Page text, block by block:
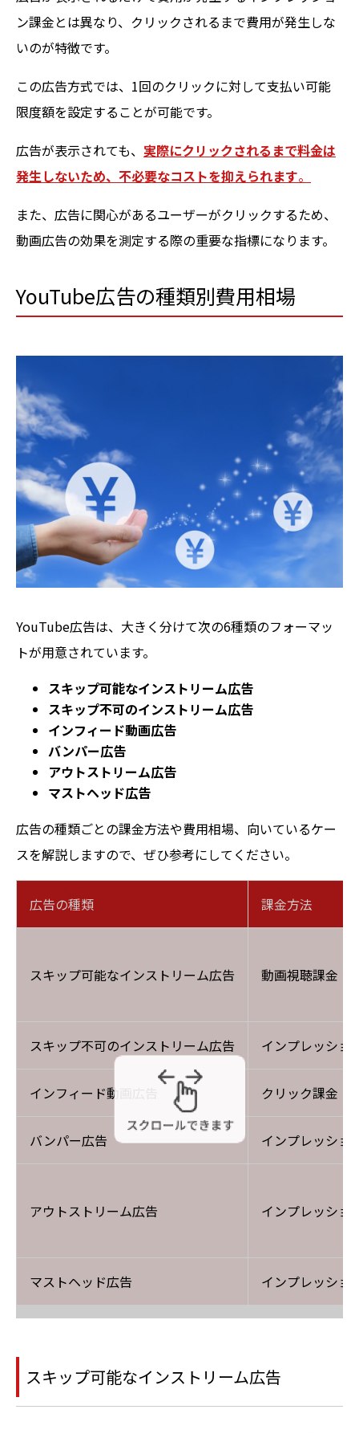
ン課金とは異なり、クリックされるまで費用が発生しな
いのが特徴です。
この広告方式では、1回のクリックに対して支払い可能
限度額を設定することが可能です。
広告が表示されても、 実際にクリックされるまで料金は
発生しないため、不必要なコストを抑えられます。
また、広告に関心があるユーザーがクリックするため、
動画広告の効果を測定する際の重要な指標になります。
YouTube広告の種類別費用相場
YouTube広告は、大きく分けて次の6種類のフォーマッ
トが用意されています。
スキップ可能なインストリーム広告
スキップ不可のインストリーム広告
インフィード動画広告
バンパー広告
アウトストリーム広告
マストヘッド広告
広告の種類ごとの課金方法や費用相場、向いているケー
スを解説しますので、ぜひ参考にしてください。
広告の種類 課金方法
スキップ可能なインストリーム広告 動画視聴課金（
スキップ不可のインストリーム広告 インプレッショ
インフィード動画広告 クリック課金（
バンパー広告 インプレッショ
アウトストリーム広告 インプレッショ
マストヘッド広告 インプレッショ
スキップ可能なインストリーム広告